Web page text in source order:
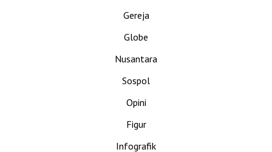
Gereja
Globe
Nusantara
Sospol
Opini
Figur
Infografik